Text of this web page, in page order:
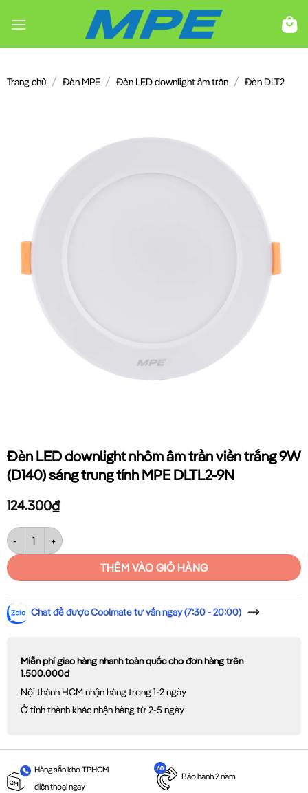
đến
Trang chủ / Đèn MPE / Đèn LED downlight âm trần / Đèn DLT2
Đèn LED downlight nhôm âm trần viền trắng 9W
(D140) sáng trung tính MPE DLTL2-9N
124.300₫
Đèn LED downlight nhôm âm trần viền trắng 9W (D140) sáng trung
THÊM VÀO GIỎ HÀNG
Chat để được Coolmate tư vấn ngay (7:30 - 20:00)
Miễn phí giao hàng nhanh toàn quốc cho đơn hàng trên
1.500.000đ
Nội thành HCM nhận hàng trong 1-2 ngày
Ở tỉnh thành khác nhận hàng từ 2-5 ngày
Hàng sẵn kho TPHCM
điện thoại ngay
Bảo hành 2 năm